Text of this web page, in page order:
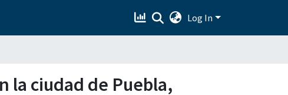
Log In
la ciudad de Puebla,